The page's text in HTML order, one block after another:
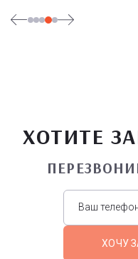
ХОТИТЕ
ХОЧУ